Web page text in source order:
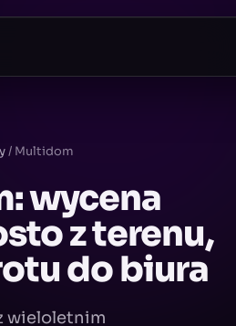
/ Multidom
wycena
z terenu,
do biura
wieloletnim